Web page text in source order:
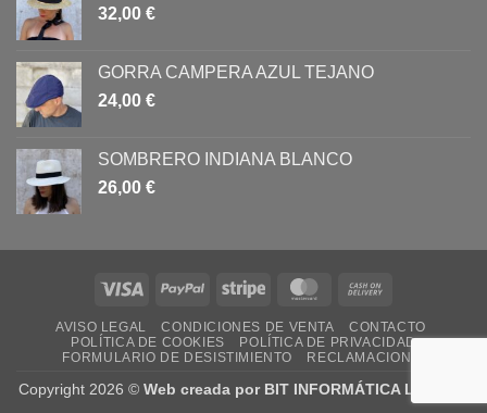
32,00 €
GORRA CAMPERA AZUL TEJANO
24,00 €
SOMBRERO INDIANA BLANCO
26,00 €
Visa PayPal Stripe MasterCard
Delivery
AVISO LEGAL CONDICIONES DE VENTA
CONTACTO
POLÍTICA DE COOKIES
POLÍTICA DE PRIVACIDAD
FORMULARIO DE DESISTIMIENTO
RECLAMACIONES
Copyright 2026 © Web creada por BIT INFORMÁTICA LODOSA